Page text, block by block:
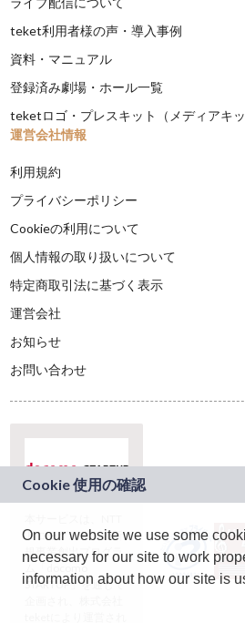
teket利用者様の声・導入事例
資料・マニュアル
登録済み劇場・ホール一覧
teketロゴ・プレスキット（メディアキッ
運営会社情報
利用規約
プライバシーポリシー
Cookieの利用について
個人情報の取り扱いについて
特定商取引法に基づく表示
運営会社
お知らせ
お問い合わせ
ドコモグループの新
規事業創出プログラ
ム「docomo
STARTUP」を通じて
On our website we use some
necessary for our site to work
information about how our site is